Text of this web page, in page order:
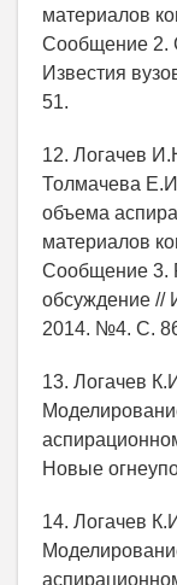
материалов
Сообщение 2.
Известия
51.
12. Логачев
Толмачева
объема
материалов
Сообщение 3.
обсуждение //
2014. №4. С.
13. Логачев
Новые
14. Логачев